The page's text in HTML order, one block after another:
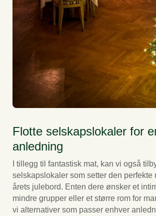
Flotte selskapslokaler for
anledning
I tillegg til fantastisk mat, kan vi også
selskapslokaler som setter den perfekte
årets julebord. Enten dere ønsker et
mindre grupper eller et større rom for
vi alternativer som passer enhver